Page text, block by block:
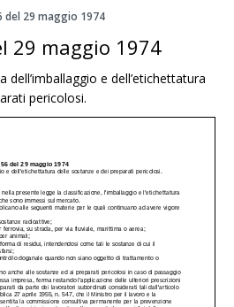
del 29 maggio 1974
29 maggio 1974
dell’imballaggio e dell’etichettatura
pericolosi.